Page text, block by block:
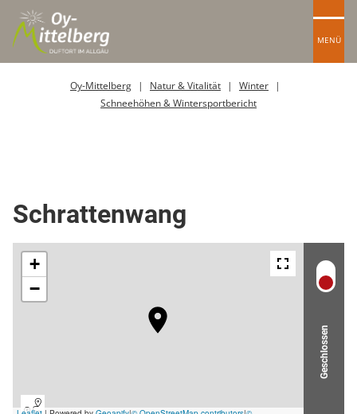
MENÜ
Oy-Mittelberg Natur & Vitalität
Winter
Schneehöhen & Wintersportbericht
Schrattenwang
Geschlossen